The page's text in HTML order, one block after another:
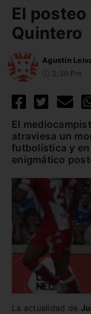
El
Quintero
Agustín
El
atraviesa un
futbolística y
enigmático
La actualidad de